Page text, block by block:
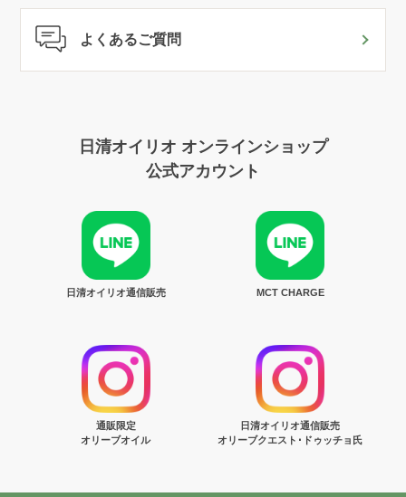
よくあるご質問
日清オイリオ オンラインショップ
公式アカウント
日清オイリオ通信販売 MCT CHARGE
通販限定
オリーブオイル
日清オイリオ通信販売
オリーブクエスト･ドゥッチョ氏